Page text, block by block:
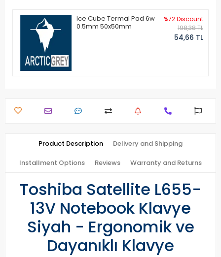
Ice Cube Termal Pad 6w
0.5mm 50x50mm
%72 Discount
198,38 TL
54,66 TL
Product Description Delivery and Shipping
Installment Options Reviews Warranty and Returns
Toshiba Satellite L655-
13V Notebook Klavye
Siyah - Ergonomik ve
Dayanıklı Klavye